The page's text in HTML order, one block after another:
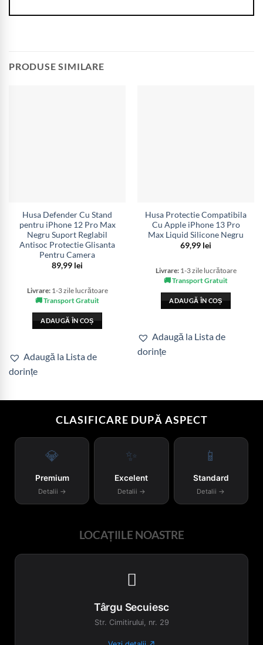
PRODUSE SIMILARE
Husa Defender Cu Stand
pentru iPhone 12 Pro Max
Negru Suport Reglabil
Antisoc Protectie Glisanta
Pentru Camera
89,99 lei
Livrare:1-3 zile lucrătoare
🚚 Transport Gratuit
ADAUGĂ ÎN COȘ
Adaugă la Lista de
dorințe
Husa Protectie Compatibila
Cu Apple iPhone 13 Pro
Max Liquid Silicone Negru
69,99 lei
Livrare:1-3 zile lucrătoare
🚚 Transport Gratuit
ADAUGĂ ÎN COȘ
Adaugă la Lista de
dorințe
CLASIFICARE DUPĂ ASPECT
💎
Premium
Detalii →
✨
Excelent
Detalii →
📱
Standard
Detalii →
LOCAȚIILE NOASTRE

Târgu Secuiesc
Str. Cimitirului, nr. 29